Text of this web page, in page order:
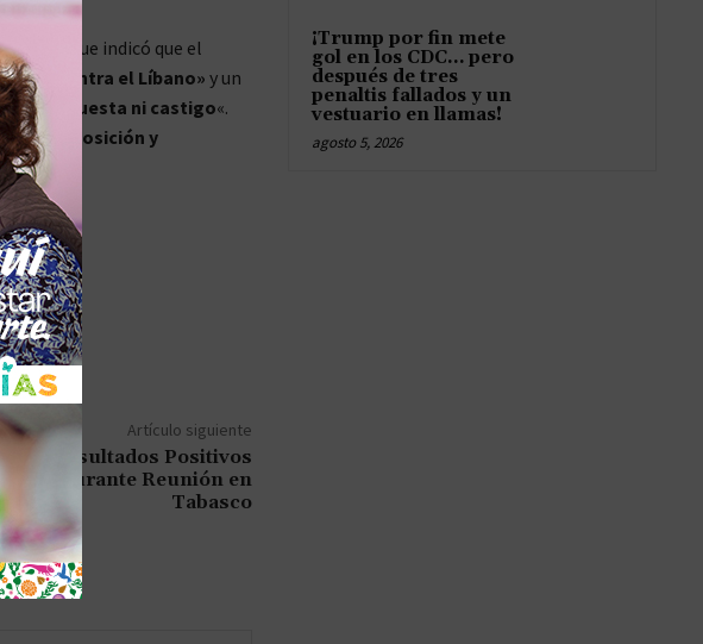
en el que indicó que el
contra el Líbano» y un
sin respuesta ni castigo«.
de disposición y
Artículo siguiente
Resultados Positivos
durante Reunión en
Tabasco
¡Trump por fin mete
gol en los CDC… pero
después de tres
penaltis fallados y un
vestuario en llamas!
agosto 5, 2026